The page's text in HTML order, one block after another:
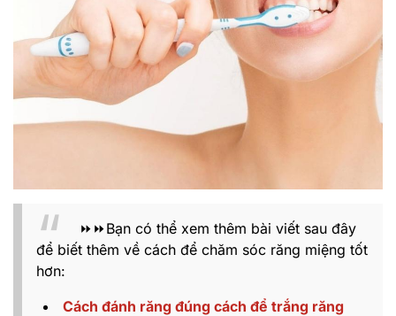
⏩⏩Bạn có thể xem thêm bài viết sau đây
để biết thêm về cách để chăm sóc răng miệng tốt
hơn:
Cách đánh răng đúng cách để trắng răng